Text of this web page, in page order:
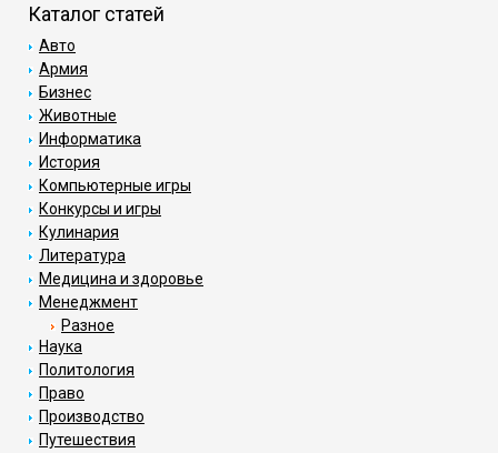
Каталог статей
Авто
Армия
Бизнес
Животные
Информатика
История
Компьютерные игры
Конкурсы и игры
Кулинария
Литература
Медицина и здоровье
Менеджмент
Разное
Наука
Политология
Право
Производство
Путешествия